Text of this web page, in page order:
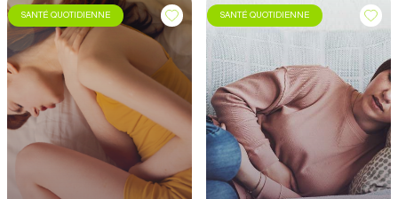
SANTÉ QUOTIDIENNE SANTÉ QUOTIDIENNE